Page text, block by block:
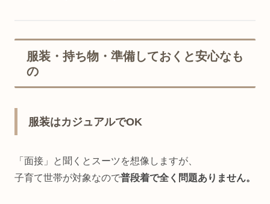
服装・持ち物・準備しておくと安心なも
の
服装はカジュアルでOK
「面接」と聞くとスーツを想像しますが、
子育て世帯が対象なので普段着で全く問題ありません。